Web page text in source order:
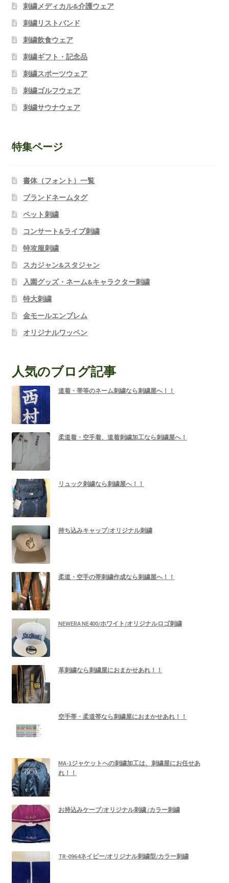
刺繍メディカル&介護ウェア
刺繍リストバンド
刺繍飲食ウェア
刺繍ギフト・記念品
刺繍スポーツウェア
刺繍ゴルフウェア
刺繍サウナウェア
特集ページ
書体（フォント）一覧
ブランドネームタグ
ペット刺繍
コンサート&ライブ刺繍
特攻服刺繍
スカジャン&スタジャン
入園グッズ・ネーム&キャラクター刺繍
特大刺繍
金モールエンブレム
オリジナルワッペン
人気のブログ記事
道着・帯等のネーム刺繍なら刺繍屋へ！！
柔道着・空手着、道着刺繍加工なら刺繍屋へ！
リュック刺繍なら刺繍屋へ！！
持ち込みキャップ/オリジナル刺繍
柔道・空手の帯刺繍作成なら刺繍屋へ！！
NEWERA NE400/ホワイト/オリジナルロゴ刺繍
革刺繍なら刺繍屋におまかせあれ！！
空手帯・柔道帯なら刺繍屋におまかせあれ！！
MA-1ジャケットへの刺繍加工は、刺繍屋にお任せあ
れ！！
お持込みケープ/オリジナル刺繍 /カラー刺繍
TR-0964ネイビー/オリジナル刺繍型/カラー刺繍